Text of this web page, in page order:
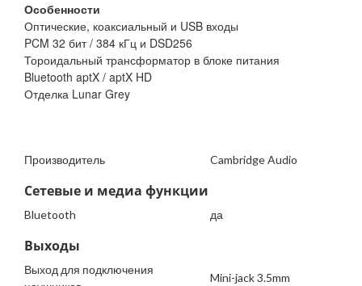
Особенности
Оптические, коаксиальный и USB входы
PCM 32 бит / 384 кГц и DSD256
Тороидальный трансформатор в блоке питания
Bluetooth aptX / aptX HD
Отделка Lunar Grey
Производитель Cambridge Audio
Сетевые и медиа функции
Bluetooth да
Выходы
Выход для подключения
Mini-jack 3.5mm